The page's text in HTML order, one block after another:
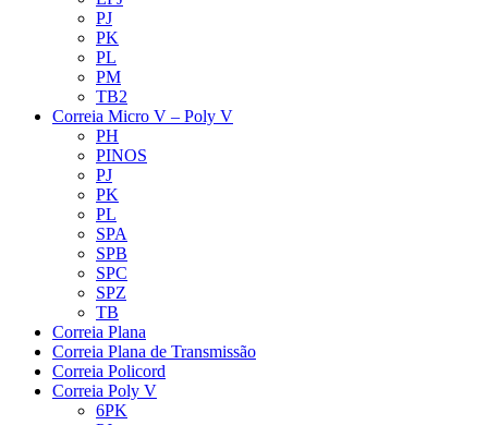
PJ
PK
PL
PM
TB2
Correia Micro V – Poly V
PH
PINOS
PJ
PK
PL
SPA
SPB
SPC
SPZ
TB
Correia Plana
Correia Plana de Transmissão
Correia Policord
Correia Poly V
6PK